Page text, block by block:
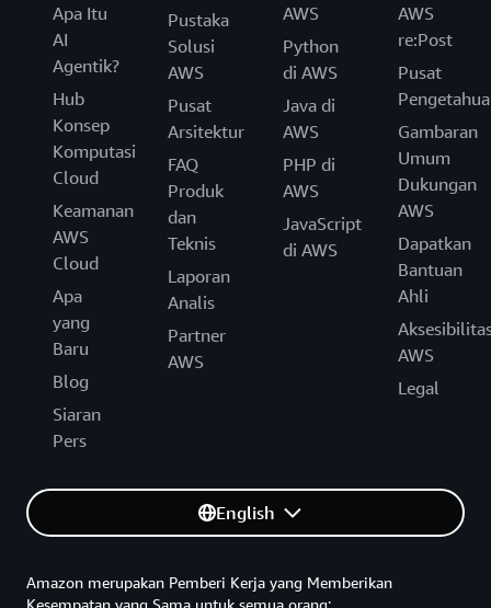
Apa Itu
AI
Agentik?
Hub
Konsep
Komputasi
Cloud
Keamanan
AWS
Cloud
Apa
yang
Baru
Blog
Siaran
Pers
Pustaka
Solusi
AWS
Pusat
Arsitektur
FAQ
Produk
dan
Teknis
Laporan
Analis
Partner
AWS
AWS
Python
di AWS
Java di
AWS
PHP di
AWS
JavaScript
di AWS
AWS
re:Post
Pusat
Gambaran
Umum
Dukungan
AWS
Dapatkan
Bantuan
Ahli
AWS
Legal
English
Amazon merupakan Pemberi Kerja yang Memberikan